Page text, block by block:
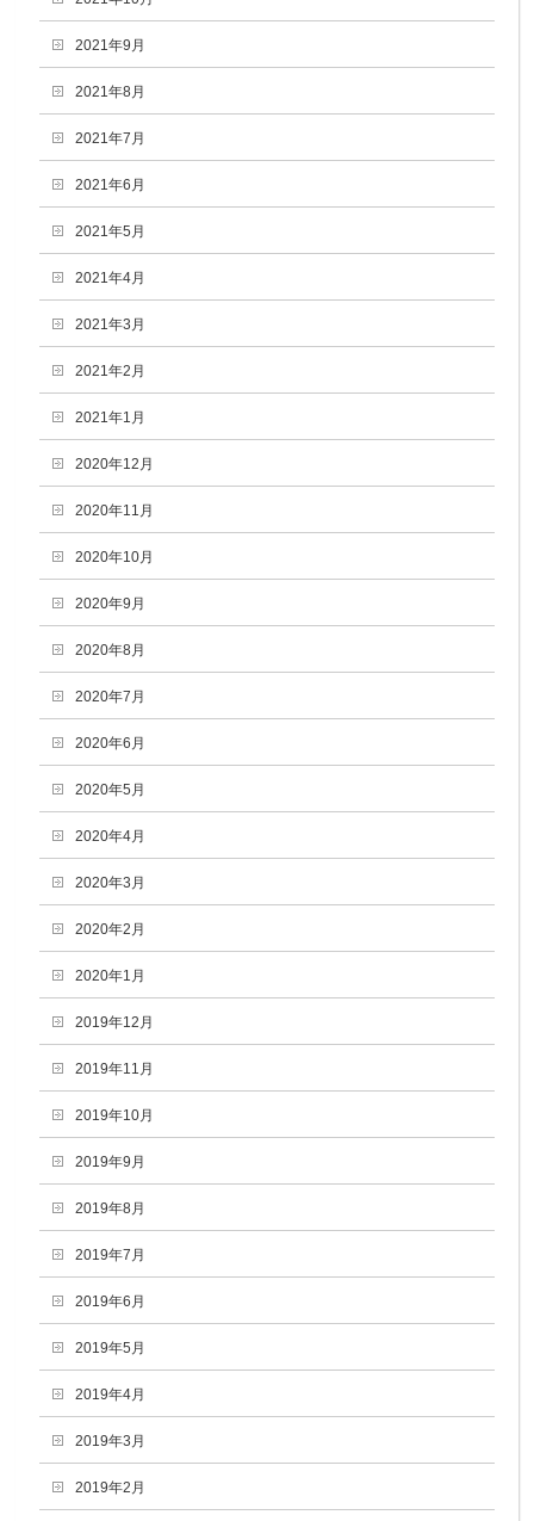
2021年9月
2021年8月
2021年7月
2021年6月
2021年5月
2021年4月
2021年3月
2021年2月
2021年1月
2020年12月
2020年11月
2020年10月
2020年9月
2020年8月
2020年7月
2020年6月
2020年5月
2020年4月
2020年3月
2020年2月
2020年1月
2019年12月
2019年11月
2019年10月
2019年9月
2019年8月
2019年7月
2019年6月
2019年5月
2019年4月
2019年3月
2019年2月